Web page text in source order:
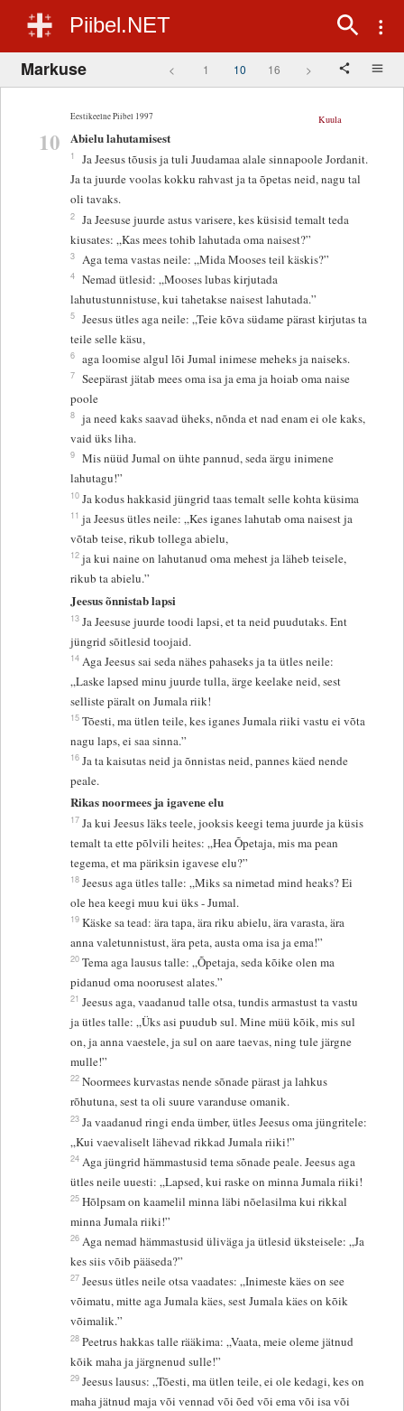
Piibel.NET
Markuse < 1 10 16 >
Eestikeelne Piibel 1997
10
Kuula
Abielu lahutamisest
1
Ja Jeesus tõusis ja tuli Juudamaa alale sinnapoole Jordanit.
Ja ta juurde voolas kokku rahvast ja ta õpetas neid, nagu tal
oli tavaks.
2 Ja Jeesuse juurde astus varisere, kes küsisid temalt teda
kiusates: „Kas mees tohib lahutada oma naisest?”
3 Aga tema vastas neile: „Mida Mooses teil käskis?”
4 Nemad ütlesid: „Mooses lubas kirjutada
lahutustunnistuse, kui tahetakse naisest lahutada.”
5 Jeesus ütles aga neile: „Teie kõva südame pärast kirjutas ta
teile selle käsu,
6 aga loomise algul lõi Jumal inimese meheks ja naiseks.
7 Seepärast jätab mees oma isa ja ema ja hoiab oma naise
poole
8 ja need kaks saavad üheks, nõnda et nad enam ei ole kaks,
vaid üks liha.
9 Mis nüüd Jumal on ühte pannud, seda ärgu inimene
lahutagu!”
10 Ja kodus hakkasid jüngrid taas temalt selle kohta küsima
11 ja Jeesus ütles neile: „Kes iganes lahutab oma naisest ja
võtab teise, rikub tollega abielu,
12 ja kui naine on lahutanud oma mehest ja läheb teisele,
rikub ta abielu.”
Jeesus õnnistab lapsi
13 Ja Jeesuse juurde toodi lapsi, et ta neid puudutaks. Ent
jüngrid sõitlesid toojaid.
14 Aga Jeesus sai seda nähes pahaseks ja ta ütles neile:
„Laske lapsed minu juurde tulla, ärge keelake neid, sest
selliste päralt on Jumala riik!
15 Tõesti, ma ütlen teile, kes iganes Jumala riiki vastu ei võta
nagu laps, ei saa sinna.”
16 Ja ta kaisutas neid ja õnnistas neid, pannes käed nende
peale.
Rikas noormees ja igavene elu
17 Ja kui Jeesus läks teele, jooksis keegi tema juurde ja küsis
temalt ta ette põlvili heites: „Hea Õpetaja, mis ma pean
tegema, et ma päriksin igavese elu?”
18 Jeesus aga ütles talle: „Miks sa nimetad mind heaks? Ei
ole hea keegi muu kui üks - Jumal.
19 Käske sa tead: ära tapa, ära riku abielu, ära varasta, ära
anna valetunnistust, ära peta, austa oma isa ja ema!”
20 Tema aga lausus talle: „Õpetaja, seda kõike olen ma
pidanud oma noorusest alates.”
21 Jeesus aga, vaadanud talle otsa, tundis armastust ta vastu
ja ütles talle: „Üks asi puudub sul. Mine müü kõik, mis sul
on, ja anna vaestele, ja sul on aare taevas, ning tule järgne
mulle!”
22 Noormees kurvastas nende sõnade pärast ja lahkus
rõhutuna, sest ta oli suure varanduse omanik.
23 Ja vaadanud ringi enda ümber, ütles Jeesus oma jüngritele:
„Kui vaevaliselt lähevad rikkad Jumala riiki!”
24 Aga jüngrid hämmastusid tema sõnade peale. Jeesus aga
ütles neile uuesti: „Lapsed, kui raske on minna Jumala riiki!
25 Hõlpsam on kaamelil minna läbi nõelasilma kui rikkal
minna Jumala riiki!”
26 Aga nemad hämmastusid üliväga ja ütlesid üksteisele: „Ja
kes siis võib pääseda?”
27 Jeesus ütles neile otsa vaadates: „Inimeste käes on see
võimatu, mitte aga Jumala käes, sest Jumala käes on kõik
võimalik.”
28 Peetrus hakkas talle rääkima: „Vaata, meie oleme jätnud
kõik maha ja järgnenud sulle!”
29 Jeesus lausus: „Tõesti, ma ütlen teile, ei ole kedagi, kes on
maha jätnud maja või vennad või õed või ema või isa või